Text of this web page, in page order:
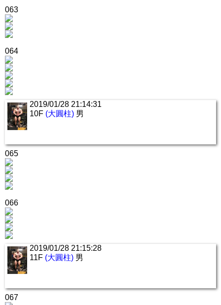
063
064
2019/01/28 21:14:31
10F (大圓柱) 男
065
066
2019/01/28 21:15:28
11F (大圓柱) 男
067